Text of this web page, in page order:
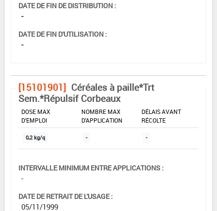
DATE DE FIN DE DISTRIBUTION :
-
DATE DE FIN D'UTILISATION :
-
[15101901] Céréales à paille*Trt
Sem.*Répulsif Corbeaux
DOSE MAX
D'EMPLOI
NOMBRE MAX
D'APPLICATION
DÉLAIS AVANT
RÉCOLTE
0,2 kg/q - -
INTERVALLE MINIMUM ENTRE APPLICATIONS :
-
DATE DE RETRAIT DE L'USAGE :
05/11/1999